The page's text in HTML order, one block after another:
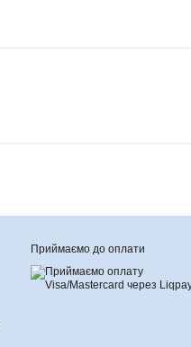
Приймаємо до оплати